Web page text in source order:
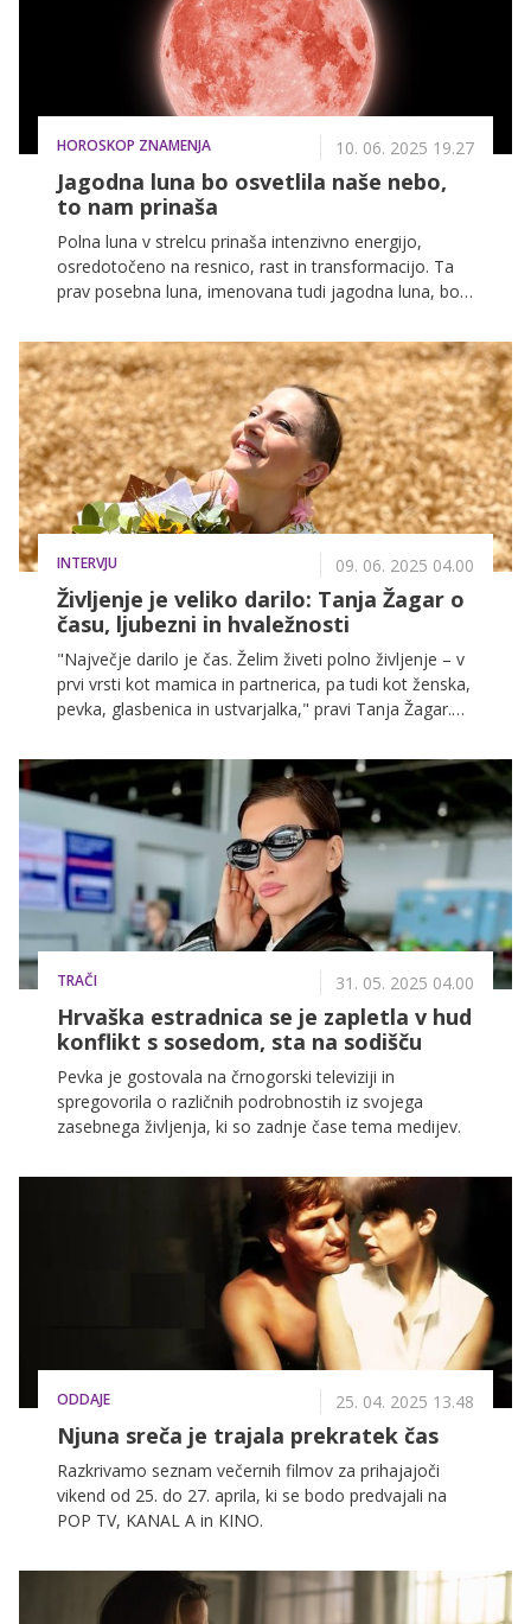
HOROSKOP ZNAMENJA 10. 06. 2025 19.27
Jagodna luna bo osvetlila naše nebo,
to nam prinaša
Polna luna v strelcu prinaša intenzivno energijo,
osredotočeno na resnico, rast in transformacijo. Ta
prav posebna luna, imenovana tudi jagodna luna, bo
INTERVJU 09. 06. 2025 04.00
Življenje je veliko darilo: Tanja Žagar o
času, ljubezni in hvaležnosti
"Največje darilo je čas. Želim živeti polno življenje – v
prvi vrsti kot mamica in partnerica, pa tudi kot ženska,
pevka, glasbenica in ustvarjalka," pravi Tanja Žagar.
lepo, tudi ko prinese preizkušnje, in želi lepo preživeti
čas, ki tiho, tiho beži. Zanjo šteje vsak objem, vsak
nasmeh, vsak trenutek, ki ga je treba izkoristiti, da ne
ubeži za vedno.
TRAČI 31. 05. 2025 04.00
Hrvaška estradnica se je zapletla v hud
konflikt s sosedom, sta na sodišču
Pevka je gostovala na črnogorski televiziji in
spregovorila o različnih podrobnostih iz svojega
zasebnega življenja, ki so zadnje čase tema medijev.
ODDAJE 25. 04. 2025 13.48
Njuna sreča je trajala prekratek čas
Razkrivamo seznam večernih filmov za prihajajoči
vikend od 25. do 27. aprila, ki se bodo predvajali na
POP TV, KANAL A in KINO.